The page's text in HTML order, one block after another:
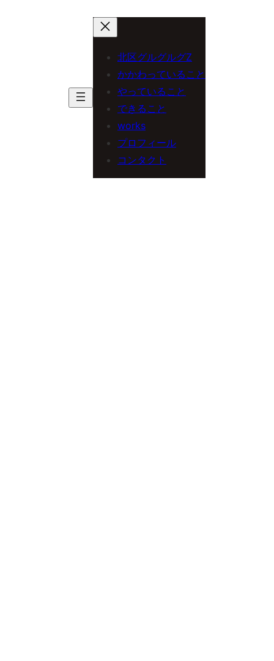
北区グルグルグZ
かかわっていること
やっていること
できること
works
プロフィール
コンタクト